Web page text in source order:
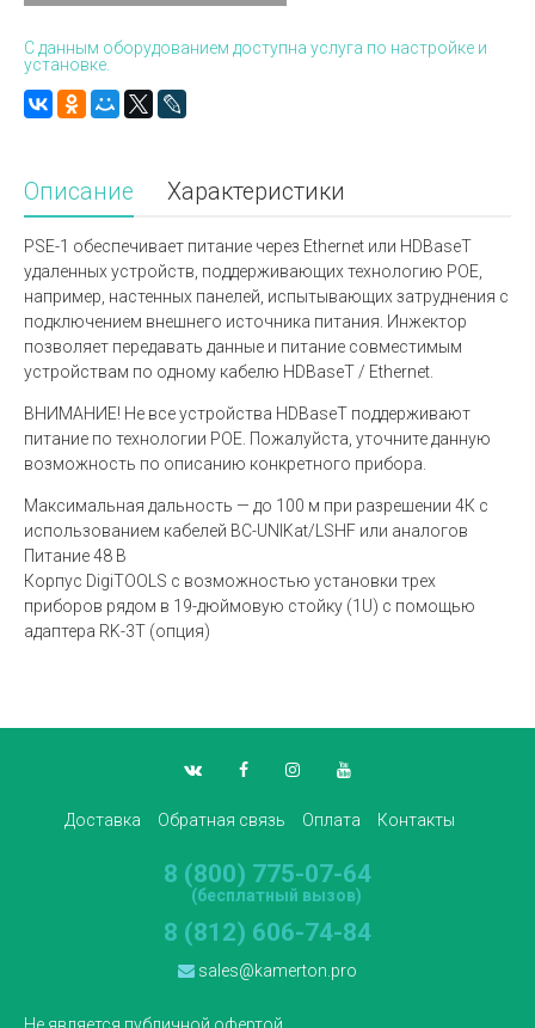
С данным оборудованием доступна услуга по настройке и
установке.
Описание Характеристики
PSE-1 обеспечивает питание через Ethernet или HDBaseT
удаленных устройств, поддерживающих технологию POE,
например, настенных панелей, испытывающих затруднения с
подключением внешнего источника питания. Инжектор
позволяет передавать данные и питание совместимым
устройствам по одному кабелю HDBaseT / Ethernet.
ВНИМАНИЕ! Не все устройства HDBaseT поддерживают
питание по технологии POE. Пожалуйста, уточните данную
возможность по описанию конкретного прибора.
Максимальная дальность — до 100 м при разрешении 4К с
использованием кабелей BC-UNIKat/LSHF или аналогов
Питание 48 В
Корпус DigiTOOLS с возможностью установки трех
приборов рядом в 19-дюймовую стойку (1U) с помощью
адаптера RK-3T (опция)
Доставка Обратная связь Оплата Контакты
8 (800) 775-07-64
(бесплатный вызов)
8 (812) 606-74-84
sales@kamerton.pro